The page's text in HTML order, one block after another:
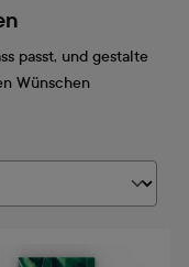
passt, und gestalte
Wünschen